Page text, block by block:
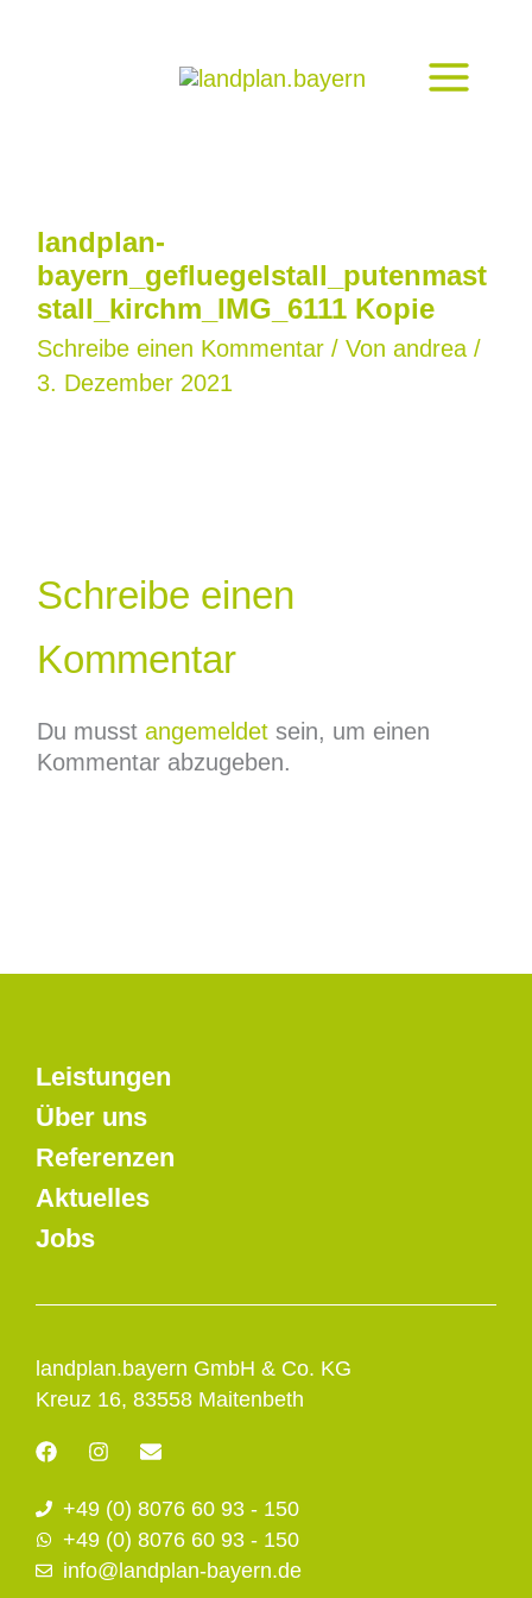
landplan-
bayern_gefluegelstall_putenmast
stall_kirchm_IMG_6111 Kopie
Schreibe einen Kommentar / Von andrea /
3. Dezember 2021
Schreibe einen
Kommentar
Du musst angemeldetsein, um einen
Kommentar abzugeben.
landplan.bayern GmbH & Co. KG
Kreuz 16, 83558 Maitenbeth
F
a
e
b
o
o
I
n
t
a
g
r
E
e
l
o
p
+49 (0) 8076 60 93 - 150
+49 (0) 8076 60 93 - 150
info@landplan-bayern.de
Leistungen
Über uns
Referenzen
Aktuelles
Jobs